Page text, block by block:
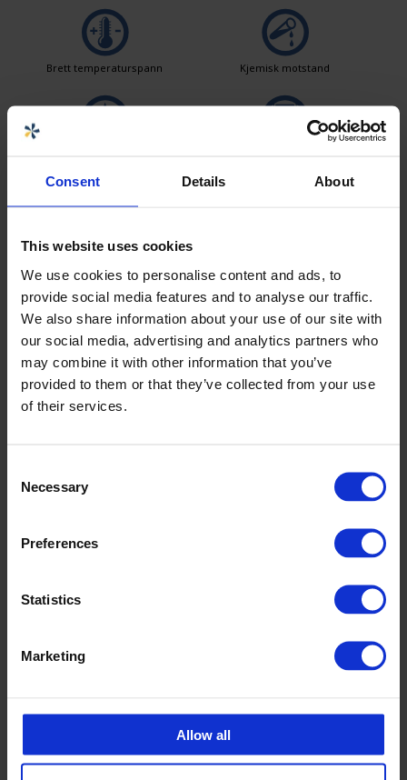
Consent Details About
This website uses cookies
We use cookies to personalise content and ads, to
provide social media features and to analyse our traffic.
We also share information about your use of our site with
our social media, advertising and analytics partners who
may combine it with other information that you’ve
provided to them or that they’ve collected from your use
of their services.
Selection
Necessary
Preferences
Statistics
Marketing
Allow all
Brett temperaturspann Kjemisk motstand
Enkle å rengjøre
Selger
Ida Jenssen
Teknisk Selger CPX
Tilbehør